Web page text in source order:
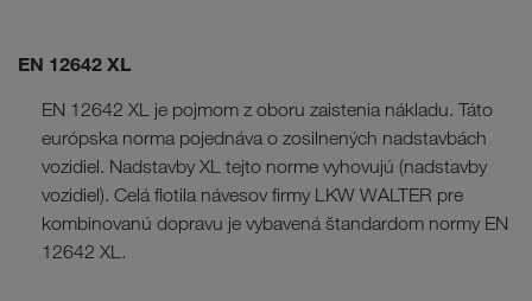
EN 12642 XL
EN 12642 XL je pojmom z oboru zaistenia nákladu. Táto
európska norma pojednáva o zosilnených nadstavbách
vozidiel. Nadstavby XL tejto norme vyhovujú (nadstavby
vozidiel). Celá flotila návesov firmy LKW WALTER pre
kombinovanú dopravu je vybavená štandardom normy EN
12642 XL.